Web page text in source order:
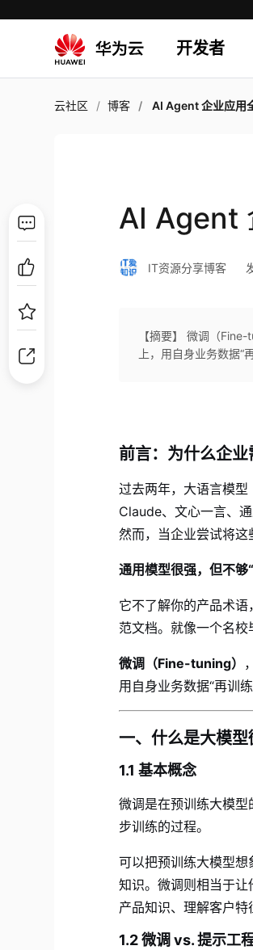
开发者
云社区 博客 AI Agent 企业应用
AI Agent
IT资源分享博客
【摘要】 微调（
上，用自身业务数据“
前言：为什么企业
过去两年，大语言模型
Claude、文心一言、
然而，当企业尝试将这
通用模型很强，但不够
它不了解你的产品术
范文档。就像一个名校
微调（Fine-tuning）
用自身业务数据“再训
一、什么是大模型
1.1 基本概念
微调是在预训练大模
步训练的过程。
可以把预训练大模型
知识。微调则相当于
产品知识、理解客户特
1.2 微调 vs. 提示工